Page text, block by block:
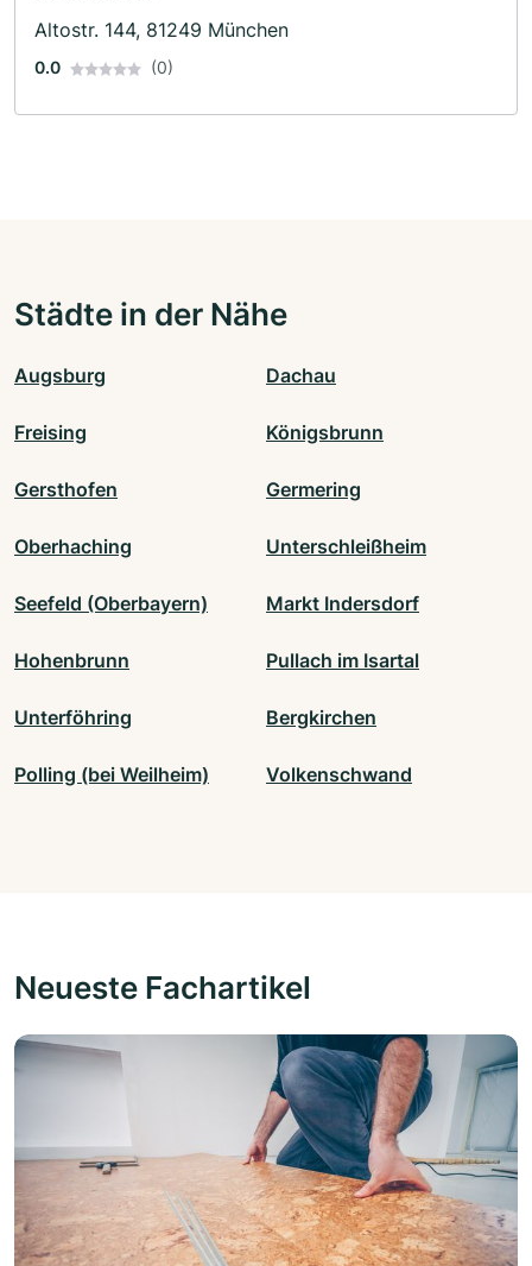
Altostr. 144, 81249 München
0.0 (0)
Städte in der Nähe
Augsburg Dachau
Freising Königsbrunn
Gersthofen Germering
Oberhaching Unterschleißheim
Seefeld (Oberbayern) Markt Indersdorf
Hohenbrunn Pullach im Isartal
Unterföhring Bergkirchen
Polling (bei Weilheim) Volkenschwand
Neueste Fachartikel